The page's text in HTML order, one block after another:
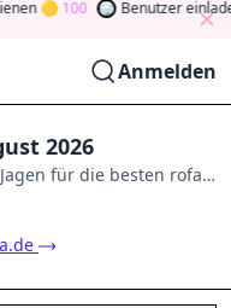
100 Benutzer
Anmelden
2026
für die besten rofa-
Tokens, indem Sie
und mehr